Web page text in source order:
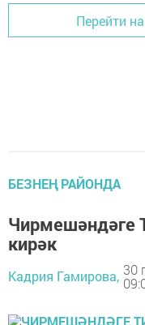
Перейти
БЕЗНЕҢ РАЙОНДА
Чирмешәндәге
кирәк
Кадрия Гамирова, 30